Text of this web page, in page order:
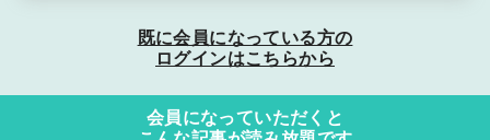
既に会員になっている方の
ログインはこちらから
会員になっていただくと